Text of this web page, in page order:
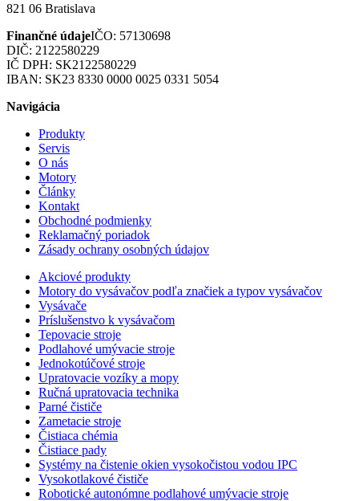
821 06 Bratislava
Finančné údajeIČO: 57130698
DIČ: 2122580229
IČ DPH: SK2122580229
IBAN: SK23 8330 0000 0025 0331 5054
Navigácia
Produkty
Servis
O nás
Motory
Články
Kontakt
Obchodné podmienky
Reklamačný poriadok
Zásady ochrany osobných údajov
Akciové produkty
Motory do vysávačov podľa značiek a typov vysávačov
Vysávače
Príslušenstvo k vysávačom
Tepovacie stroje
Podlahové umývacie stroje
Jednokotúčové stroje
Upratovacie vozíky a mopy
Ručná upratovacia technika
Parné čističe
Zametacie stroje
Čistiaca chémia
Čistiace pady
Systémy na čistenie okien vysokočistou vodou IPC
Vysokotlakové čističe
Robotické autonómne podlahové umývacie stroje